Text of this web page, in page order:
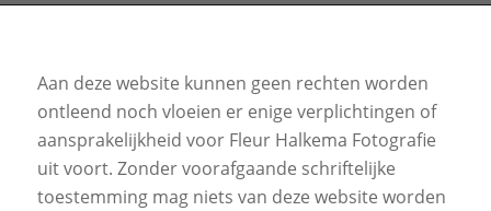
Aan deze website kunnen geen rechten worden
ontleend noch vloeien er enige verplichtingen of
aansprakelijkheid voor Fleur Halkema Fotografie
uit voort. Zonder voorafgaande schriftelijke
toestemming mag niets van deze website worden